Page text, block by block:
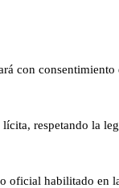
con consentimiento
respetando la
oficial habilitado en